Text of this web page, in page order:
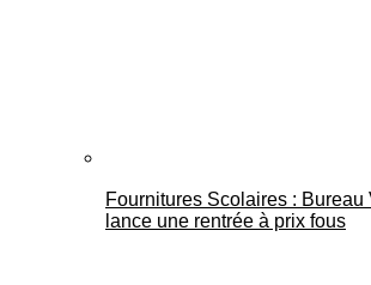
Fournitures Scolaires :
lance une rentrée à prix fous